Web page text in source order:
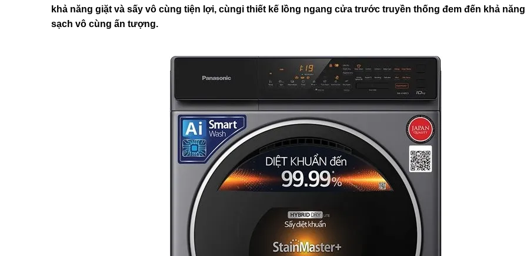
khả năng giặt và sấy vô cùng tiện lợi, cùngi thiết kế lồng ngang cửa trước truyền thống đem đến khả năng
sạch vô cùng ấn tượng.